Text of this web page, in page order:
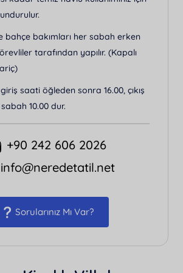
bahçe bakımları her sabah erken
tarafından yapılır. (Kapalı
saati öğleden sonra 16.00, çıkış
10.00 dur.
+90 242 606 2026
info@neredetatil.net
Sorularınız Mı Var?